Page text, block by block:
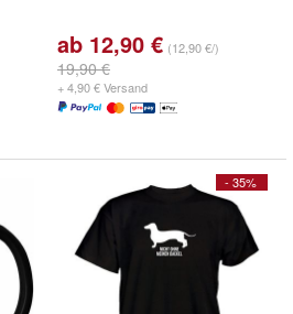
ab 12,90 € (12,90 €/)
19,90 €
+ 4,90 € Versand
- 35%